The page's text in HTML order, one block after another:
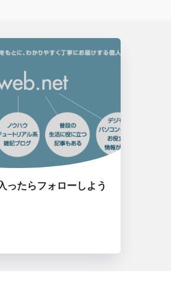
ったらフォローしよう